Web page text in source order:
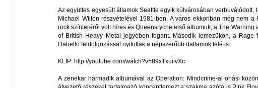
Az együttes egyesült államok Seattle egyik külvárosában verbuválódott,
Michael Wilton részvételével 1981-ben. A város ekkoriban még nem
rock színteréről volt híres és Queensryche első albumuk, a The
of British Heavy Metal jegyében fogant. Második lemezükön, a
Dabello feldolgozással nyitottak a népszerűbb dallamok felé is.
KLIP: http://youtube.com/watch?v=89xTxuiivXc
A zenekar harmadik albumával az Operation: Mindcrime-al oriási